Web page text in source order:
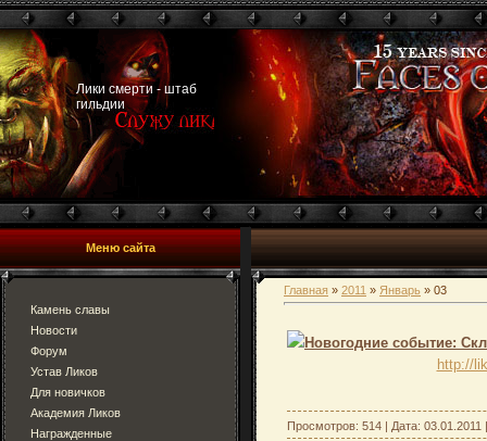
Лики смерти - штаб
гильдии
Меню сайта
Камень славы
Новости
Форум
Устав Ликов
Для новичков
Академия Ликов
Награжденные
Главная » 2011 » Январь » 03
Новогодние событие:
http://
Просмотров: 514 | Дата: 03.01.2011